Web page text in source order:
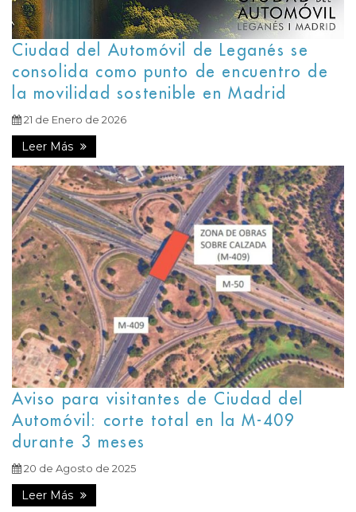
Ciudad del Automóvil de Leganés se
consolida como punto de encuentro de
la movilidad sostenible en Madrid
21 de Enero de 2026
Leer Más
Aviso para visitantes de Ciudad del
Automóvil: corte total en la M-409
durante 3 meses
20 de Agosto de 2025
Leer Más